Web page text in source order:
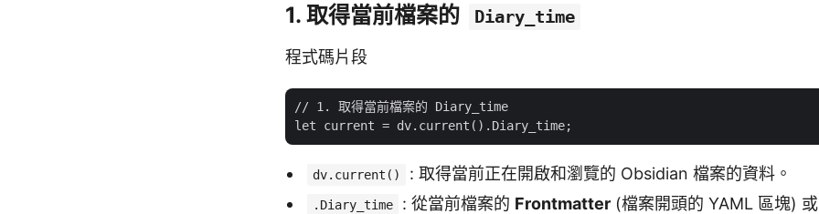
1. 取得當前檔案的 Diary_time
程式碼片段
// 1. 取得當前檔案的 Diary_time
dv.current() : 取得當前正在開啟和瀏覽的 Obsidian 檔案的資料。
.Diary_time : 從當前檔案的 Frontmatter (檔案開頭的 YAML 區塊) 或